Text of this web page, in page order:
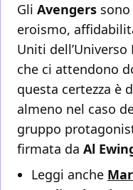
Gli Avengers
eroismo,
Uniti
che ci attendono
questa certezza è
almeno nel caso
gruppo
firmata da Al
Leggi anche